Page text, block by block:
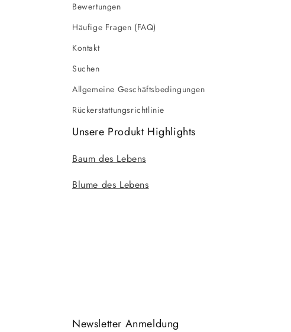
Bewertungen
Häufige Fragen (FAQ)
Kontakt
Suchen
Allgemeine Geschäftsbedingungen
Rückerstattungsrichtlinie
Unsere Produkt Highlights
Baum des Lebens
Blume des Lebens
Newsletter Anmeldung